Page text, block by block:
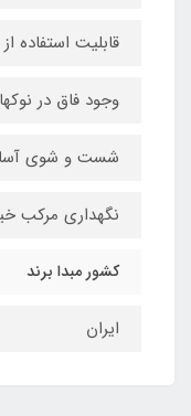
قابلیت استفاده
وجود فاق در
شست و شوی
نگهداری مرکب
کشور مبدا برند
ایران